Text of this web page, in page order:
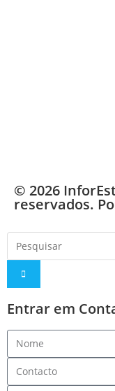
© 2026
reservados.
Entrar em